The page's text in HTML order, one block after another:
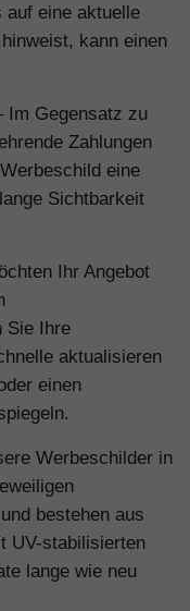
auf eine aktuelle
kann einen
Im Gegensatz zu
Zahlungen
eine
Sichtbarkeit
Ihr Angebot
Sie Ihre
aktualisieren
einen
Werbeschilder in
bestehen aus
UV-stabilisierten
lange wie neu